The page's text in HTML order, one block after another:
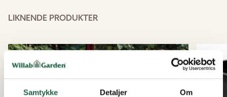
Samtykke Detaljer Om
LIKNENDE PRODUKTER